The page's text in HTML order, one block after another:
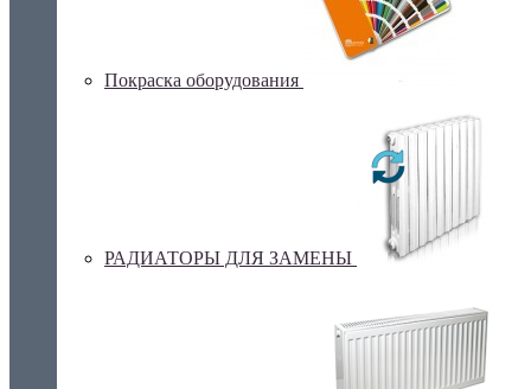
Покраска оборудования
РАДИАТОРЫ ДЛЯ ЗАМЕНЫ